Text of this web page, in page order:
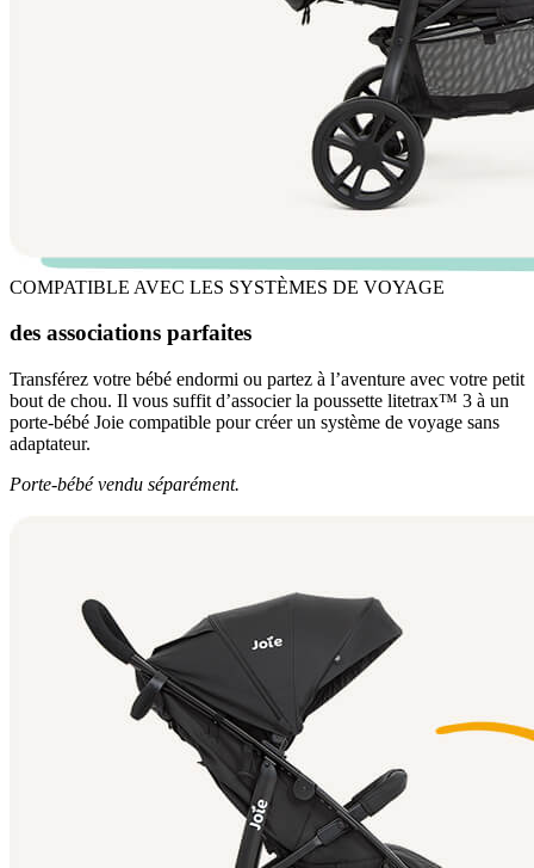
COMPATIBLE AVEC LES SYSTÈMES DE VOYAGE
des associations parfaites
Transférez votre bébé endormi ou partez à l’aventure avec votre petit
bout de chou. Il vous suffit d’associer la poussette litetrax™ 3 à un
porte-bébé Joie compatible pour créer un système de voyage sans
adaptateur.
Porte-bébé vendu séparément.